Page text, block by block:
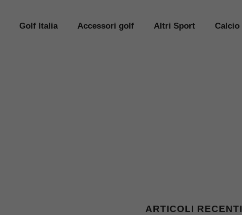
Golf Italia Accessori golf Altri Sport Calcio
ARTICOLI RECENTI